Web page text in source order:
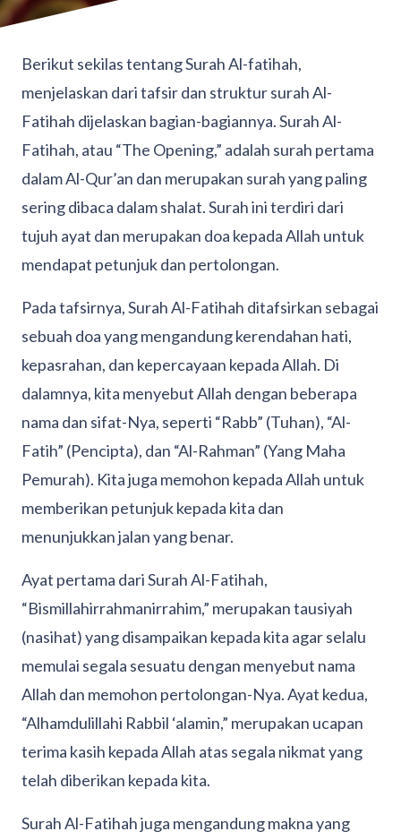
Berikut sekilas tentang Surah Al-fatihah,
menjelaskan dari tafsir dan struktur surah Al-
Fatihah dijelaskan bagian-bagiannya. Surah Al-
Fatihah, atau “The Opening,” adalah surah pertama
dalam Al-Qur’an dan merupakan surah yang paling
sering dibaca dalam shalat. Surah ini terdiri dari
tujuh ayat dan merupakan doa kepada Allah untuk
mendapat petunjuk dan pertolongan.
Pada tafsirnya, Surah Al-Fatihah ditafsirkan sebagai
sebuah doa yang mengandung kerendahan hati,
kepasrahan, dan kepercayaan kepada Allah. Di
dalamnya, kita menyebut Allah dengan beberapa
nama dan sifat-Nya, seperti “Rabb” (Tuhan), “Al-
Fatih” (Pencipta), dan “Al-Rahman” (Yang Maha
Pemurah). Kita juga memohon kepada Allah untuk
memberikan petunjuk kepada kita dan
menunjukkan jalan yang benar.
Ayat pertama dari Surah Al-Fatihah,
“Bismillahirrahmanirrahim,” merupakan tausiyah
(nasihat) yang disampaikan kepada kita agar selalu
memulai segala sesuatu dengan menyebut nama
Allah dan memohon pertolongan-Nya. Ayat kedua,
“Alhamdulillahi Rabbil ‘alamin,” merupakan ucapan
terima kasih kepada Allah atas segala nikmat yang
telah diberikan kepada kita.
Surah Al-Fatihah juga mengandung makna yang